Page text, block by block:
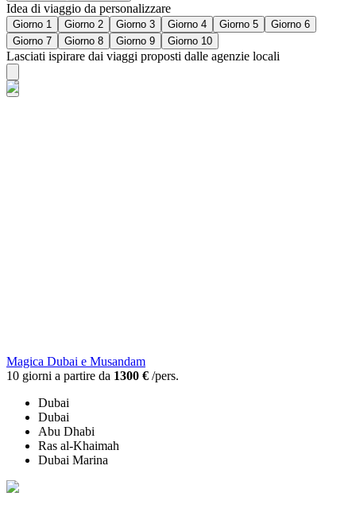
Idea di viaggio da personalizzare
Giorno 1 Giorno 2 Giorno 3 Giorno 4 Giorno 5
Giorno 6
Giorno 7
Giorno 8 Giorno 9 Giorno 10
Lasciati ispirare dai viaggi proposti dalle agenzie locali
Magica Dubai e Musandam
10 giorni a partire da 1300 € /pers.
Dubai
Dubai
Abu Dhabi
Ras al-Khaimah
Dubai Marina